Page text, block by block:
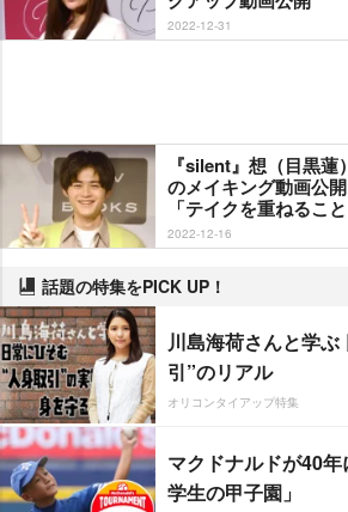
2022-12-31
『silent』想（目黒蓮
のメイキング動画公
「テイクを重ねるこ
2022-12-16
話題の特集をPICK UP！
川島海荷さんと学ぶ
引”のリアル
オリコンタイアップ特集
マクドナルドが40
学生の甲子園」